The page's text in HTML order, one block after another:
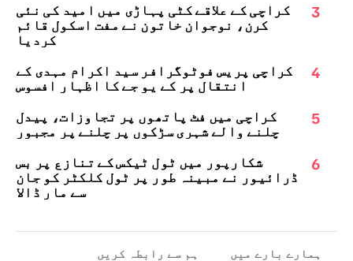
3
کراچی کے علاقے کٹی پہاڑی میں امید کی نئی
کرن، نوجوان خاتون نے مفت اسکول قائم
کردیا
4
کراچی پریس فوٹوگرافر سید اکرام مہدی کے
انتقال پر کے یو جے کا اظہارِ افسوس
5
کراچی میں فٹ پاتھوں پر تجاوزات، پیدل
چلنے والے شہری سڑکوں پر چلنے پر مجبور
6
شکارپور میں ٹول ٹیکس کے تنازع پر بس
ڈرائیور نے مبینہ طور پر ٹول کلکٹر کو جان
سے مار ڈالا
ہمارے بارے میں ہم سے رابطہ کریں